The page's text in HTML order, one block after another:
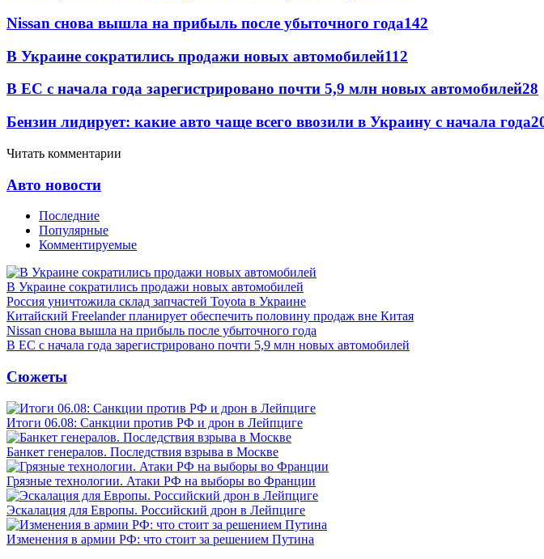
Nissan снова вышла на прибыль после убыточного года142
В Украине сократились продажи новых автомобилей112
В ЕС с начала года зарегистрировано почти 5,9 млн новых автомобилей28
Бензин лидирует: какие авто чаще всего ввозили в Украину с начала года
Читать комментарии
Авто новости
Последние
Популярные
Комментируемые
В Украине сократились продажи новых автомобилей
Россия уничтожила склад запчастей Toyota в Украине
Китайский Freelander планирует обеспечить половину продаж вне Китая
Nissan снова вышла на прибыль после убыточного года
В ЕС с начала года зарегистрировано почти 5,9 млн новых автомобилей
Сюжеты
Итоги 06.08: Санкции против РФ и дрон в Лейпциге
Банкет генералов. Последствия взрыва в Москве
Грязные технологии. Атаки РФ на выборы во Франции
Эскалация для Европы. Российский дрон в Лейпциге
Изменения в армии РФ: что стоит за решением Путина